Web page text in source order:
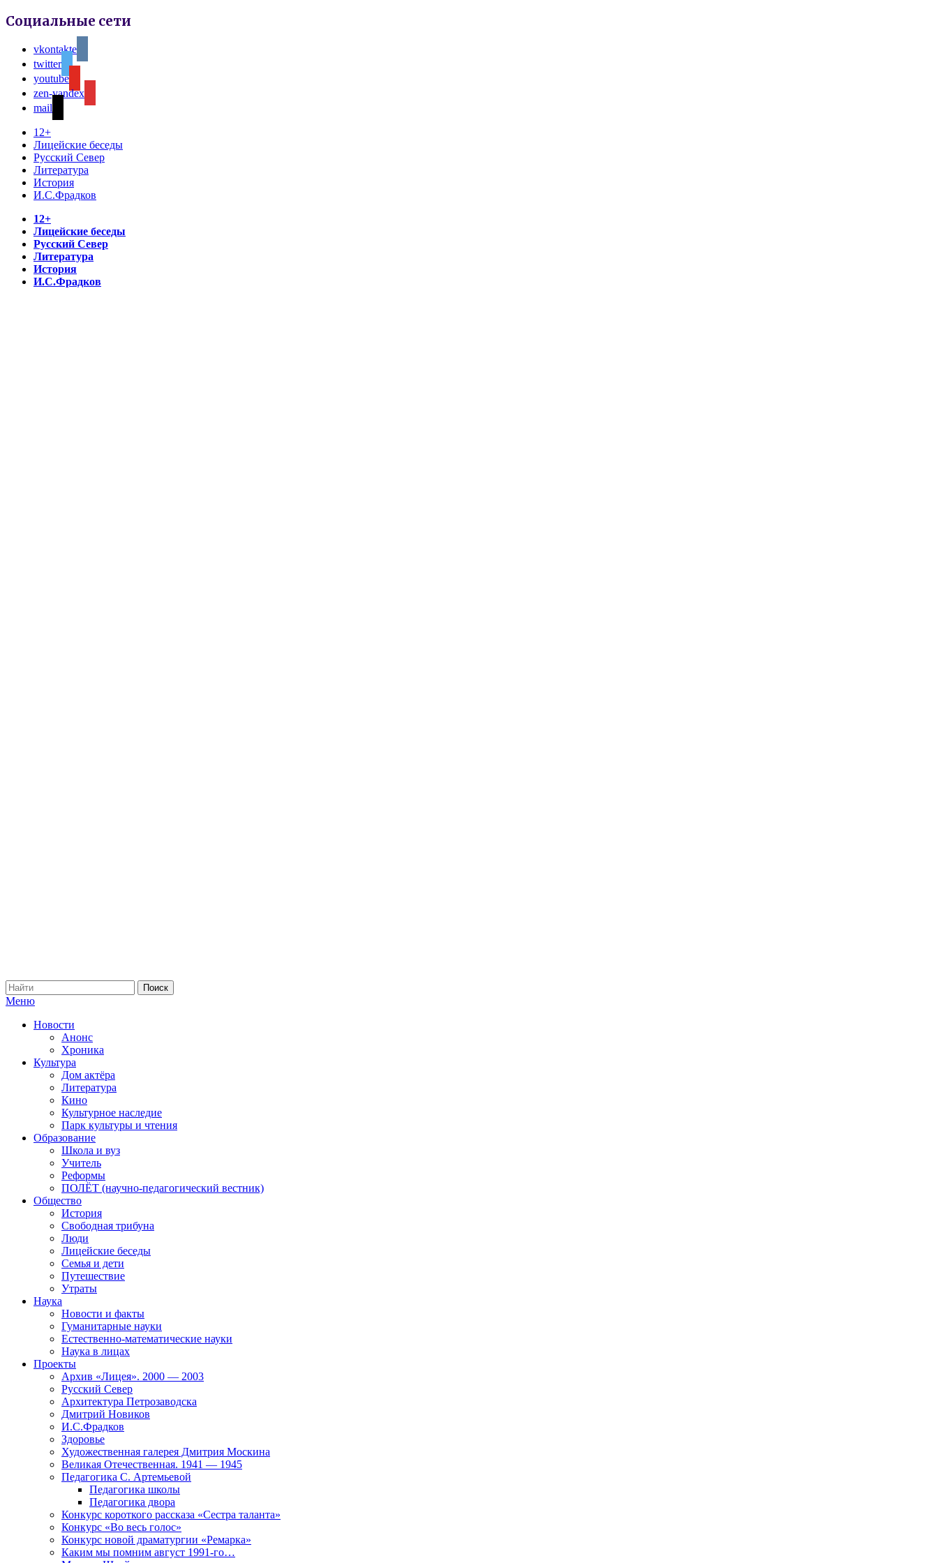
Социальные сети
vkontakte
twitter
youtube
zen-yandex
mail
12+
Лицейские беседы
Русский Север
Литература
История
И.С.Фрадков
12+
Лицейские беседы
Русский Север
Литература
История
И.С.Фрадков
Меню
Новости
Анонс
Хроника
Культура
Дом актёра
Литература
Кино
Культурное наследие
Парк культуры и чтения
Образование
Школа и вуз
Учитель
Реформы
ПОЛЁТ (научно-педагогический вестник)
Общество
История
Свободная трибуна
Люди
Лицейские беседы
Семья и дети
Путешествие
Утраты
Наука
Новости и факты
Гуманитарные науки
Естественно-математические науки
Наука в лицах
Проекты
Архив «Лицея». 2000 — 2003
Русский Север
Архитектура Петрозаводска
Дмитрий Новиков
И.С.Фрадков
Здоровье
Художественная галерея Дмитрия Москина
Великая Отечественная. 1941 — 1945
Педагогика С. Артемьевой
Педагогика школы
Педагогика двора
Конкурс короткого рассказа «Сестра таланта»
Конкурс «Во весь голос»
Конкурс новой драматургии «Ремарка»
Каким мы помним август 1991-го…